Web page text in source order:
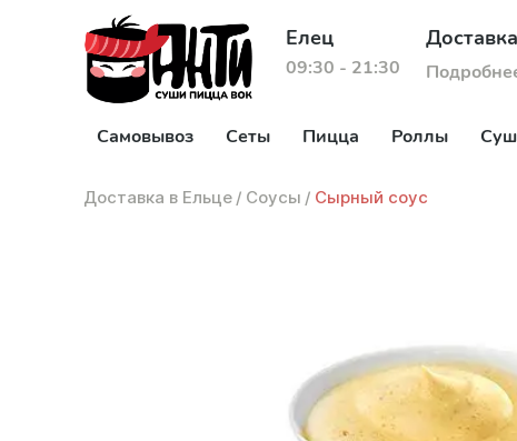
Елец
09:30 - 21:30
Самовывоз Сеты Пицца Роллы
Доставка в Ельце / Соусы / Сырный соус